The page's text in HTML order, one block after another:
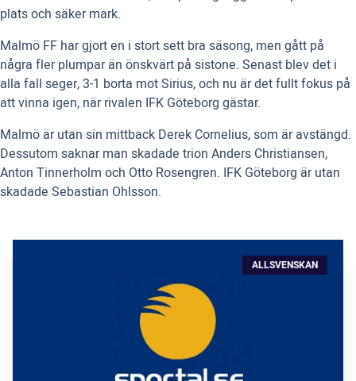
plats och säker mark.
Malmö FF har gjort en i stort sett bra säsong, men gått på
några fler plumpar än önskvärt på sistone. Senast blev det i
alla fall seger, 3-1 borta mot Sirius, och nu är det fullt fokus på
att vinna igen, när rivalen IFK Göteborg gästar.
Malmö är utan sin mittback Derek Cornelius, som är avstängd.
Dessutom saknar man skadade trion Anders Christiansen,
Anton Tinnerholm och Otto Rosengren. IFK Göteborg är utan
skadade Sebastian Ohlsson.
ALLSVENSKAN